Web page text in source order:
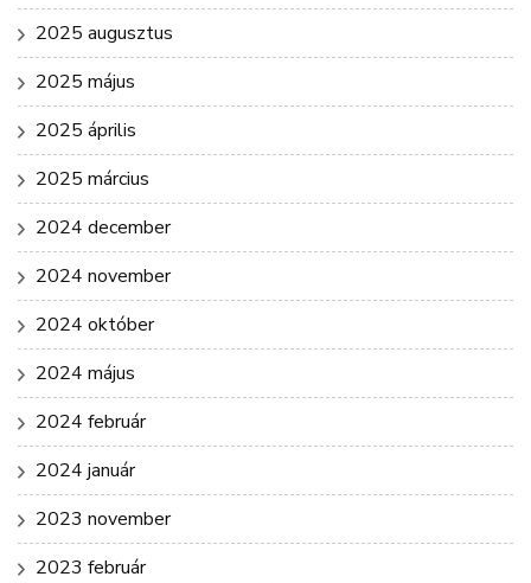
2025 augusztus
2025 május
2025 április
2025 március
2024 december
2024 november
2024 október
2024 május
2024 február
2024 január
2023 november
2023 február